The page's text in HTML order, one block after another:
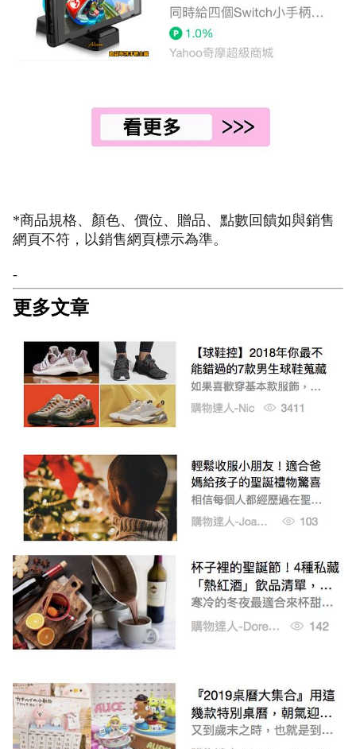
*商品規格、顏色、價位、贈品、點數回饋如與銷售
網頁不符，以銷售網頁標示為準。
-
更多文章